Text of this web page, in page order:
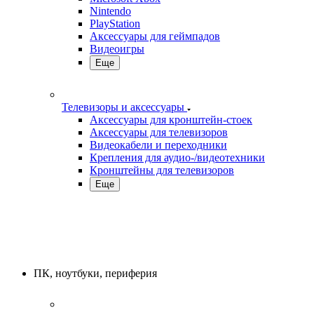
Nintendo
PlayStation
Аксессуары для геймпадов
Видеоигры
Еще
Телевизоры и аксессуары
Аксессуары для кронштейн-стоек
Аксессуары для телевизоров
Видеокабели и переходники
Крепления для аудио-/видеотехники
Кронштейны для телевизоров
Еще
ПК, ноутбуки, периферия